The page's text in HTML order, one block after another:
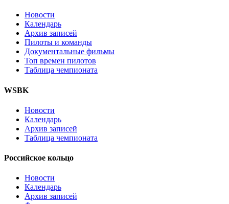
Новости
Календарь
Архив записей
Пилоты и команды
Документальные фильмы
Топ времен пилотов
Таблица чемпионата
WSBK
Новости
Календарь
Архив записей
Таблица чемпионата
Российское кольцо
Новости
Календарь
Архив записей